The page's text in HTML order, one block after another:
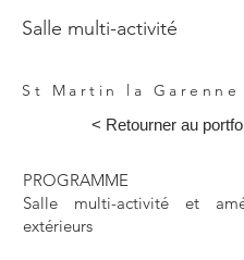
Salle multi-activité
St Martin la Garenne
< Retourner au
PROGRAMME
Salle multi-activité et
extérieurs